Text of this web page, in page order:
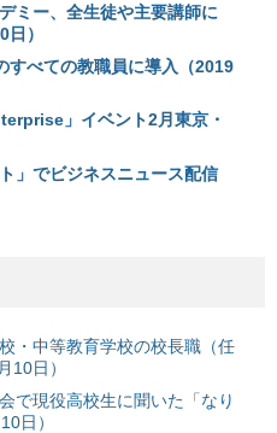
ミー、全生徒や主要講師に
）
すべての教職員に導入（2019
」イベント2月東京・
」でビジネスニュース配信
・中等教育学校の校長職（任
10日）
で現役高校生に聞いた「なり
日）